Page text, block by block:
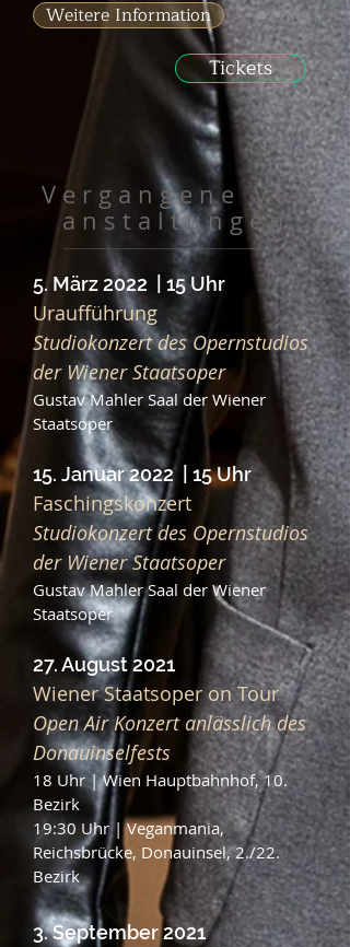
V e r g a n g e n e V e r
a n s t a l t u n g e n
5. März 2022 | 15 Uhr
Uraufführung
Studiokonzert des Opernstudios
der Wiener Staatsoper
Gustav Mahler Saal der Wiener
Staatsoper
15. Januar 2022 | 15 Uhr
Faschingskonzert
Studiokonzert des Opernstudios
der Wiener Staatsoper
Gustav Mahler Saal der Wiener
Staatsoper
27. August 2021
Wiener Staatsoper on Tour
Open Air Konzert anlässlich des
Donauinselfests
18 Uhr | Wien Hauptbahnhof, 10.
Bezirk
19:30 Uhr | Veganmania,
Reichsbrücke, Donauinsel, 2./22.
Bezirk
3. September 2021
Weitere Information
Tickets